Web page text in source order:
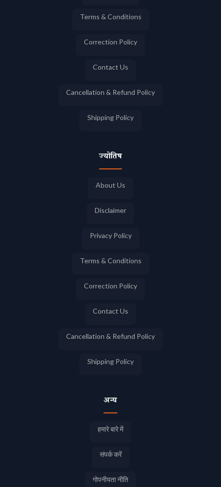
Terms & Conditions
Correction Policy
Contact Us
Cancellation & Refund Policy
Shipping Policy
ज्योतिष
About Us
Disclaimer
Privacy Policy
Terms & Conditions
Correction Policy
Contact Us
Cancellation & Refund Policy
Shipping Policy
अन्य
हमारे बारे में
संपर्क करें
गोपनीयता नीति